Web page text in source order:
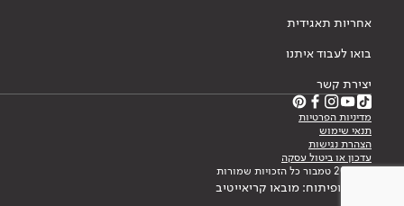
אחריות תאגידית
בואו לעבוד איתנו
יצירת קשר
מדיניות הפרטיות
תנאי שימוש
הצהרת נגישות
עדכון או ביטול עסקה
© 2026 טמבור כל הזכויות שמורות
עיצוב ופיתוח: מובאו קריאייטיב